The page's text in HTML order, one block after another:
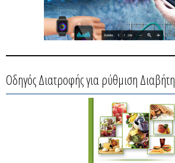
Οδηγός Διατροφής για ρύθμιση Διαβήτη